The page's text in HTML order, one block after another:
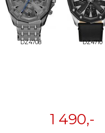
DZ4708 DZ4710
1 490,-